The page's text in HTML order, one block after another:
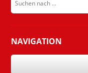
NAVIGATION